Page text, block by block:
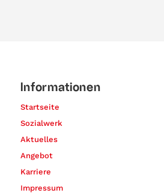
Informationen
Startseite
Sozialwerk
Aktuelles
Angebot
Karriere
Impressum